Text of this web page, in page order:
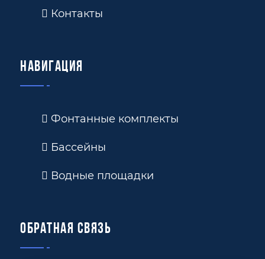
Контакты
Навигация
Фонтанные комплекты
Бассейны
Водные площадки
Обратная связь